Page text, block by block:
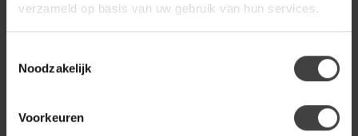
verzameld op basis van uw gebruik van hun services.
Noodzakelijk
Voorkeuren
Recent bekeken